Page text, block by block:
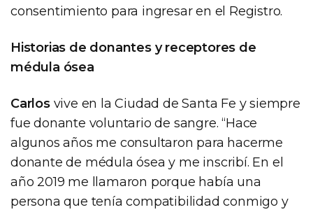
consentimiento para ingresar en el Registro.
Historias de donantes y receptores de
médula ósea
Carlosvive en la Ciudad de Santa Fe y siempre
fue donante voluntario de sangre. “Hace
algunos años me consultaron para hacerme
donante de médula ósea y me inscribí. En el
año 2019 me llamaron porque había una
persona que tenía compatibilidad conmigo y